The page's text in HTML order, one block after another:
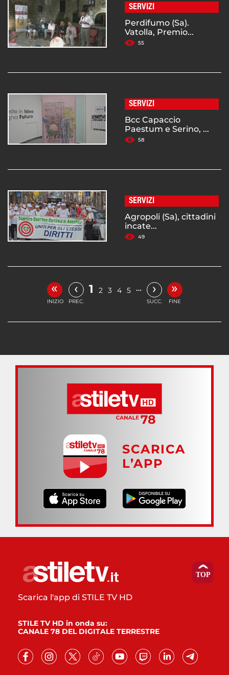
SERVIZI
Perdifumo (Sa).
Vatolla, Premio...
55
SERVIZI
Bcc Capaccio
Paestum e Serino, ...
58
SERVIZI
Agropoli (Sa), cittadini
incate...
49
«
INIZIO
‹
PREC.
1 2 3 4 5 … ›
SUCC.
»
FINE
SCARICA
L’APP
Scarica l'app di STILE TV HD
STILE TV HD in onda su:
CANALE 78 DEL DIGITALE TERRESTRE